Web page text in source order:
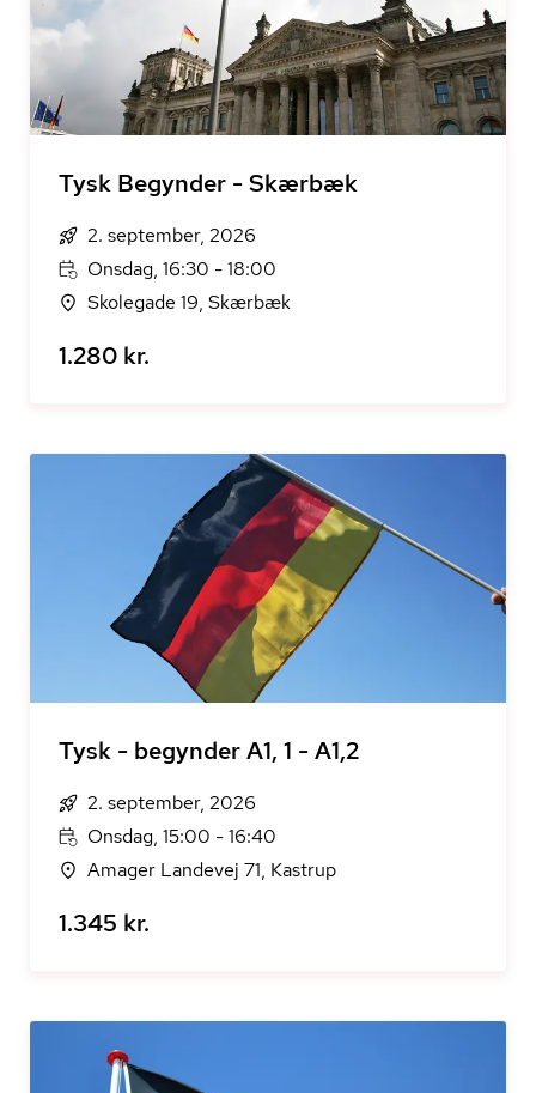
Tysk Begynder - Skærbæk
2. september, 2026
Onsdag, 16:30 - 18:00
Skolegade 19, Skærbæk
1.280 kr.
Tysk - begynder A1, 1 - A1,2
2. september, 2026
Onsdag, 15:00 - 16:40
Amager Landevej 71, Kastrup
1.345 kr.